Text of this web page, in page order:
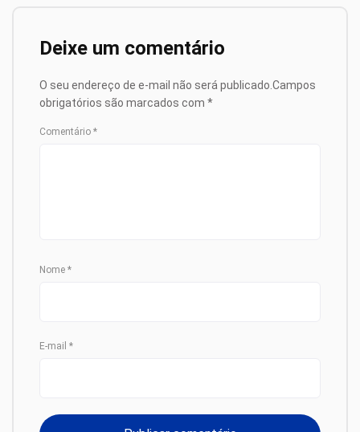
Deixe um comentário
O seu endereço de e-mail não será publicado. Campos
obrigatórios são marcados com *
Comentário *
Nome *
E-mail *